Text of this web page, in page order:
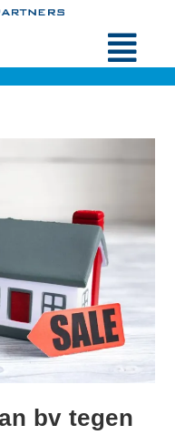
bv tegen